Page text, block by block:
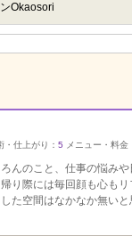
Okaosori
・仕上がり： 5 メニュー・料金
んのこと、仕事の悩み
り際には毎回顔も心も
た空間はなかなか無いと